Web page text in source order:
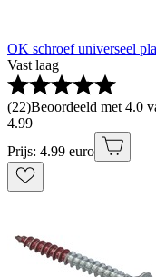
OK schroef universeel
Vast laag
(22)Beoordeeld met 4.0
4.99
Prijs: 4.99 euro